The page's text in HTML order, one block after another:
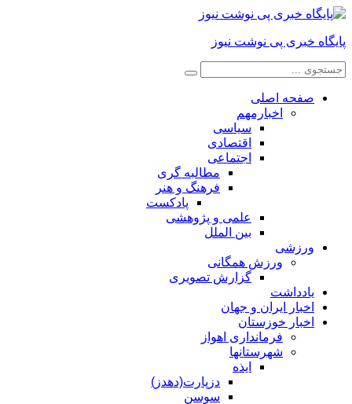
پایگاه خبری پی نوشت نیوز
صفحه اصلی
اخبارمهم
سیاسی
اقتصادی
اجتماعی
مطالبه گری
فرهنگ و هنر
پادکست
علمی و پژوهشی
بین الملل
ورزشی
ورزش همگانی
گزارش تصویری
یادداشت
اخبار ایران و جهان
اخبار خوزستان
فرمانداری اهواز
شهرستانها
ایذه
دزپارت(دهدز)
سوسن